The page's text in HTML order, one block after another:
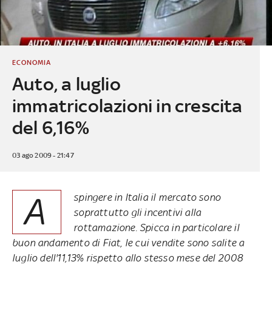
Auto, a luglio
immatricolazioni in crescita
del 6,16%
ECONOMIA
03 ago 2009 - 21:47
A
spingere in Italia il mercato sono
soprattutto gli incentivi alla
rottamazione. Spicca in particolare il
buon andamento di Fiat, le cui vendite sono salite a
luglio dell'11,13% rispetto allo stesso mese del 2008